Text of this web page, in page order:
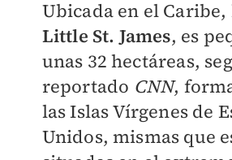
Ubicada en el Caribe,
Little St. James, es
unas 32 hectáreas,
reportado CNN,
las Islas Vírgenes de
Unidos, mismas que